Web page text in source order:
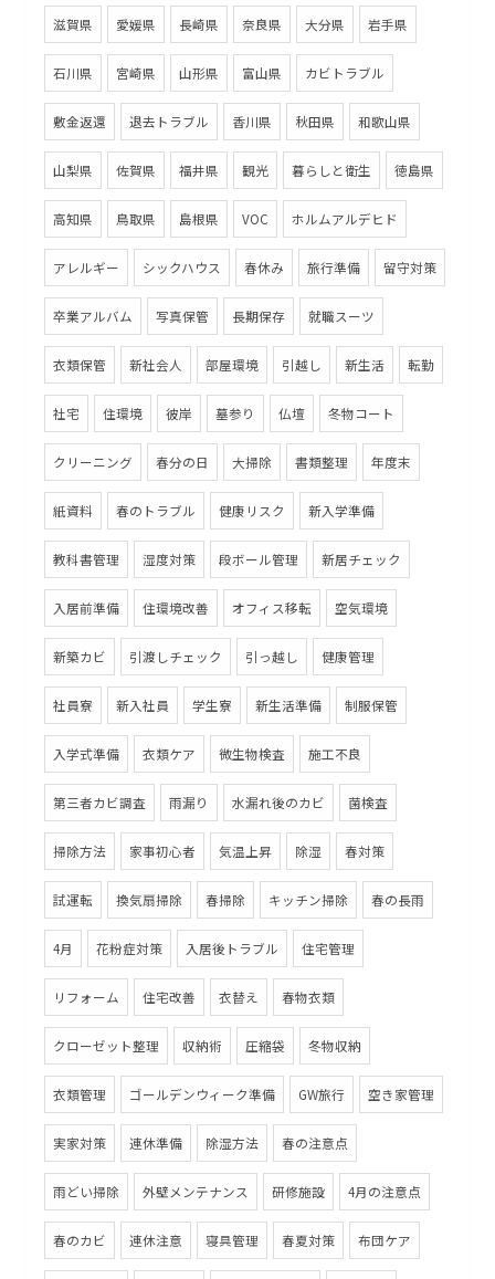
滋賀県 愛媛県 長崎県 奈良県 大分県 岩手県
石川県 宮崎県 山形県 富山県 カビトラブル
敷金返還 退去トラブル 香川県 秋田県 和歌山県
山梨県 佐賀県 福井県 観光 暮らしと衛生 徳島県
高知県 鳥取県 島根県 VOC ホルムアルデヒド
アレルギー シックハウス 春休み 旅行準備 留守対策
卒業アルバム 写真保管 長期保存 就職スーツ
衣類保管 新社会人 部屋環境 引越し 新生活 転勤
社宅 住環境 彼岸 墓参り 仏壇 冬物コート
クリーニング 春分の日 大掃除 書類整理 年度末
紙資料 春のトラブル 健康リスク 新入学準備
教科書管理 湿度対策 段ボール管理 新居チェック
入居前準備 住環境改善 オフィス移転 空気環境
新築カビ 引渡しチェック 引っ越し 健康管理
社員寮 新入社員 学生寮 新生活準備 制服保管
入学式準備 衣類ケア 微生物検査 施工不良
第三者カビ調査 雨漏り 水漏れ後のカビ 菌検査
掃除方法 家事初心者 気温上昇 除湿 春対策
試運転 換気扇掃除 春掃除 キッチン掃除 春の長雨
4月 花粉症対策 入居後トラブル 住宅管理
リフォーム 住宅改善 衣替え 春物衣類
クローゼット整理 収納術 圧縮袋 冬物収納
衣類管理 ゴールデンウィーク準備 GW旅行 空き家管理
実家対策 連休準備 除湿方法 春の注意点
雨どい掃除 外壁メンテナンス 研修施設 4月の注意点
春のカビ 連休注意 寝具管理 春夏対策 布団ケア